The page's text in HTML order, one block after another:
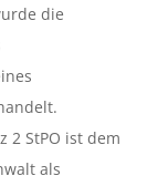
die
2 StPO ist dem
als